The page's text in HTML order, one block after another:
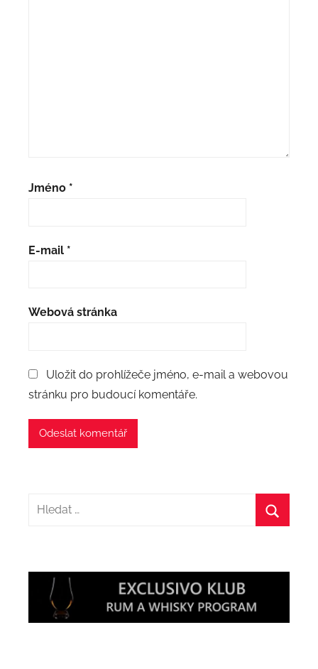
Jméno *
E-mail *
Webová stránka
Uložit do prohlížeče jméno, e-mail a webovou
stránku pro budoucí komentáře.
Hledat: